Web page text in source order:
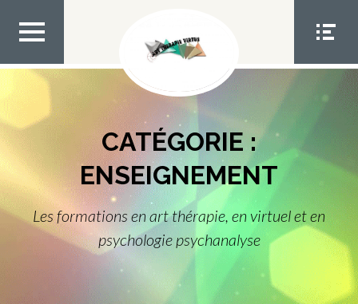
contenu
MEN
U TOP
MEN
SOCIA
CATÉGORIE :
ENSEIGNEMENT
Les formations en art thérapie, en virtuel et en
psychologie psychanalyse